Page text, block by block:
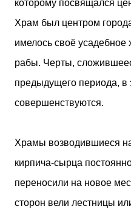
которому посвящался
Храм был центром
имелось своё усадебное
рабы. Черты,
предыдущего периода, в
совершенствуются.
Храмы возводившиеся
кирпича-сырца
переносили на новое
сторон вели лестницы